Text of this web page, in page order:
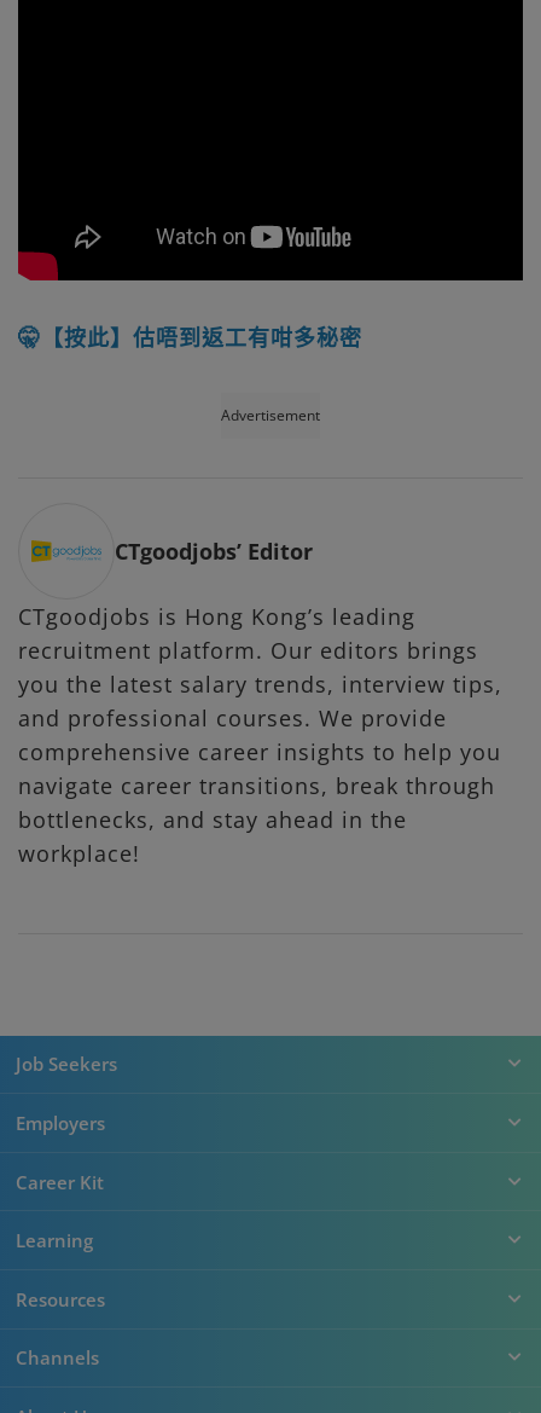
🤫【按此】估唔到返工有咁多秘密
Advertisement
CTgoodjobs’ Editor
CTgoodjobs is Hong Kong’s leading
recruitment platform. Our editors brings
you the latest salary trends, interview tips,
and professional courses. We provide
comprehensive career insights to help you
navigate career transitions, break through
bottlenecks, and stay ahead in the
workplace!
Job Seekers
Employers
Career Kit
Learning
Resources
Channels